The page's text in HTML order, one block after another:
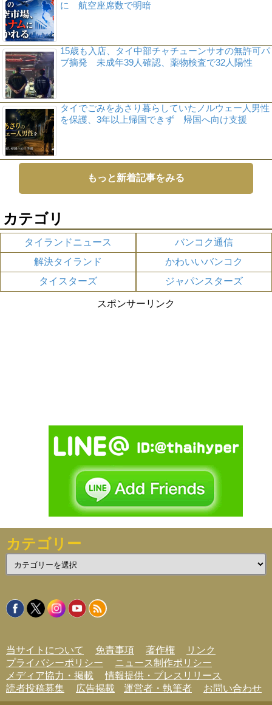
に 航空座席数で明暗
15歳も入店、タイ中部チャチューンサオの無許可パ
ブ摘発 未成年39人確認、薬物検査で32人陽性
タイでごみをあさり暮らしていたノルウェー人男性
を保護、3年以上帰国できず 帰国へ向け支援
もっと新着記事をみる
カテゴリ
タイランドニュース
バンコク通信
解決タイランド
かわいいバンコク
タイスターズ
ジャパンスターズ
スポンサーリンク
カテゴリー
テ
リ
ー
当サイトについて 免責事項 著作権
リンク
プライバシーポリシー
ニュース制作ポリシー
メディア協力・掲載
情報提供・プレスリリース
読者投稿募集
広告掲載 運営者・執筆者 お問い合わせ